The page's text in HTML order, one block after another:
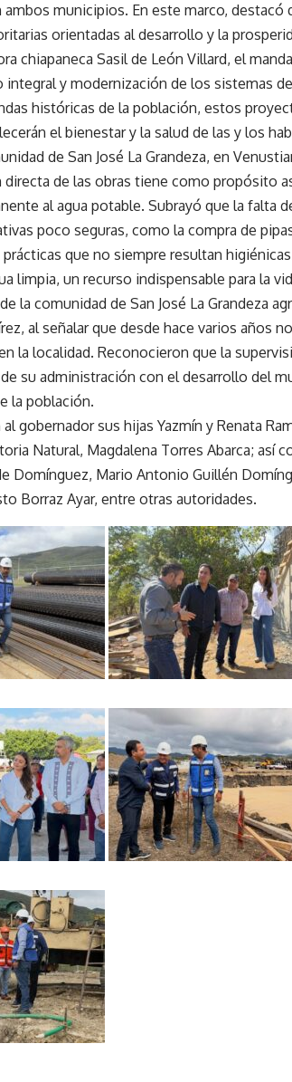
municipios. En este marco, destacó
orientadas al desarrollo y la
chiapaneca Sasil de León Villard, el
y modernización de los sistemas
históricas de la población, estos
el bienestar y la salud de las y los
de San José La Grandeza, en
de las obras tiene como propósito
al agua potable. Subrayó que la falta
poco seguras, como la compra de
que no siempre resultan
limpia, un recurso indispensable para la
la comunidad de San José La Grandeza
al señalar que desde hace varios años
la localidad. Reconocieron que la
su administración con el desarrollo del
la población.
gobernador sus hijas Yazmín y Renata
Natural, Magdalena Torres Abarca; así
Domínguez, Mario Antonio Guillén
Borraz Ayar, entre otras autoridades.